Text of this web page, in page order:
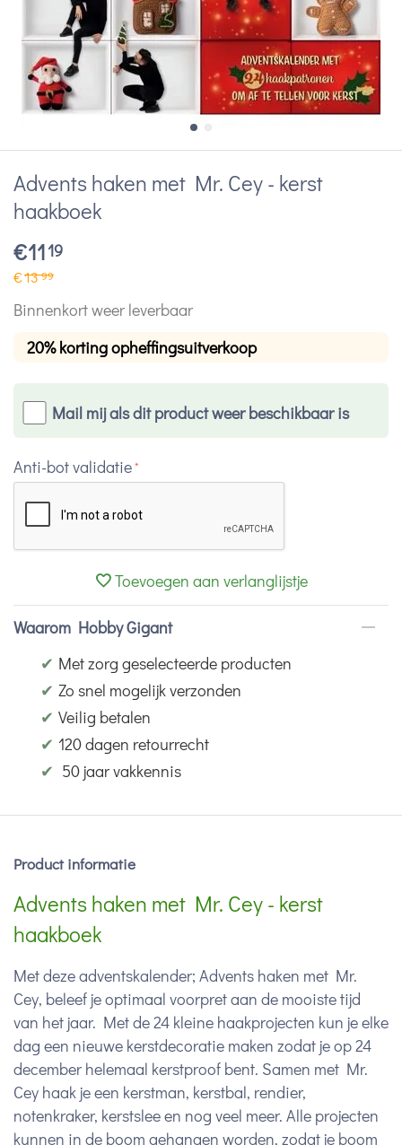
Advents haken met Mr. Cey - kerst
haakboek
€1119
€1399
Binnenkort weer leverbaar
20% korting opheffingsuitverkoop
Mail mij als dit product weer beschikbaar is
Anti-bot validatie
Toevoegen aan verlanglijstje
Waarom Hobby Gigant
✔ Met zorg geselecteerde producten
✔ Zo snel mogelijk verzonden
✔ Veilig betalen
✔ 120 dagen retourrecht
✔ 50 jaar vakkennis
Product informatie
Advents haken met Mr. Cey - kerst
haakboek
Met deze adventskalender; Advents haken met Mr.
Cey, beleef je optimaal voorpret aan de mooiste tijd
van het jaar. Met de 24 kleine haakprojecten kun je elke
dag een nieuwe kerstdecoratie maken zodat je op 24
december helemaal kerstproof bent. Samen met Mr.
Cey haak je een kerstman, kerstbal, rendier,
notenkraker, kerstslee en nog veel meer. Alle projecten
kunnen in de boom gehangen worden, zodat je boom